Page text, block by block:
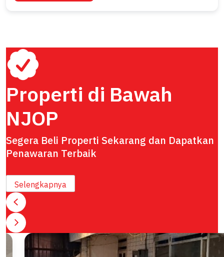
Properti di Bawah
NJOP
Segera Beli Properti Sekarang dan Dapatkan
Penawaran Terbaik
Selengkapnya